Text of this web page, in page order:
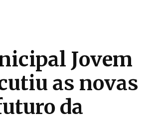
Jovem
as novas
da